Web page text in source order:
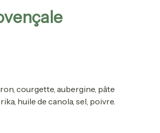
courgette, aubergine, pâte
huile de canola, sel, poivre.